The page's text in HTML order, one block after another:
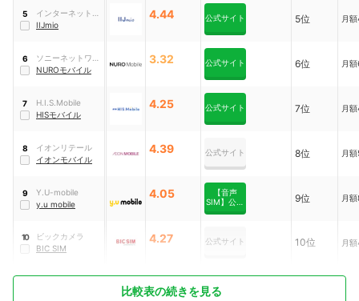
5
インターネットイ
ニシアティブ
IIJmio
4.44 公式サイト 5位 月
6
ソニーネットワー
クコミュニケーシ
NUROモバイル
3.32 公式サイト 6位 月
7
H.I.S.Mobile
HISモバイル
4.25 公式サイト 7位 月
8
イオンリテール
イオンモバイル
4.39 公式サイト 8位 月
9
Y.U-mobile
y.u mobile
4.05
【音声
SIM】公式
9位 月
10
ビックカメラ
BIC SIM
4.27 公式サイト 10位 月
比較表の続きを見る